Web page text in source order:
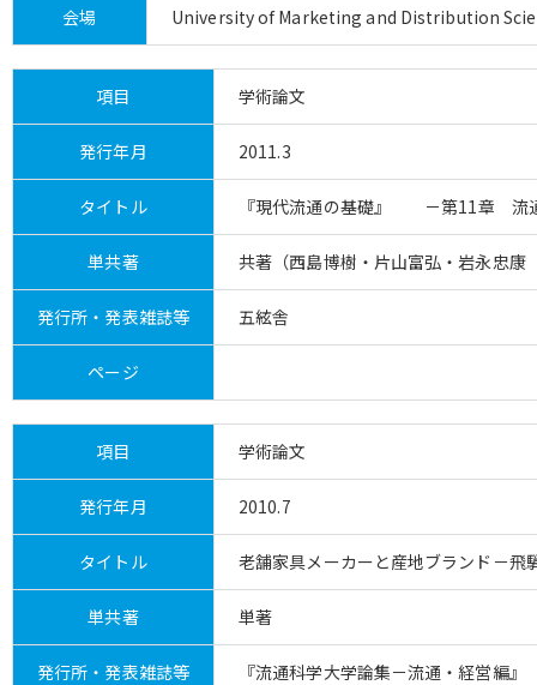
会場 University of Marketing and Distribution
項目 学術論文
発行年月 2011.3
タイトル 『現代流通の基礎』 －第11章 流
単共著 共著（西島博樹・片山富弘・岩永忠
発行所・発表雑誌等 五絃舎
ページ
項目 学術論文
発行年月 2010.7
タイトル 老舗家具メーカーと産地ブランド－
単共著 単著
発行所・発表雑誌等 『流通科学大学論集－流通・経営編』